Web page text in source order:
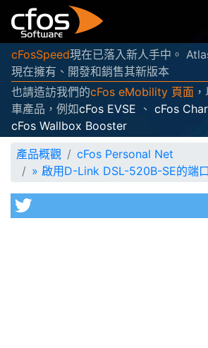
cFosSpeed現在已落入新人手中。
現在擁有、開發和銷售其新版本
也請造訪我們的cFos eMobility 頁面
車產品，例如cFos EVSE 、 cFos
cFos Wallbox Booster
產品概觀
cFos Personal Net
» 啟用D-Link DSL-520B-SE的端